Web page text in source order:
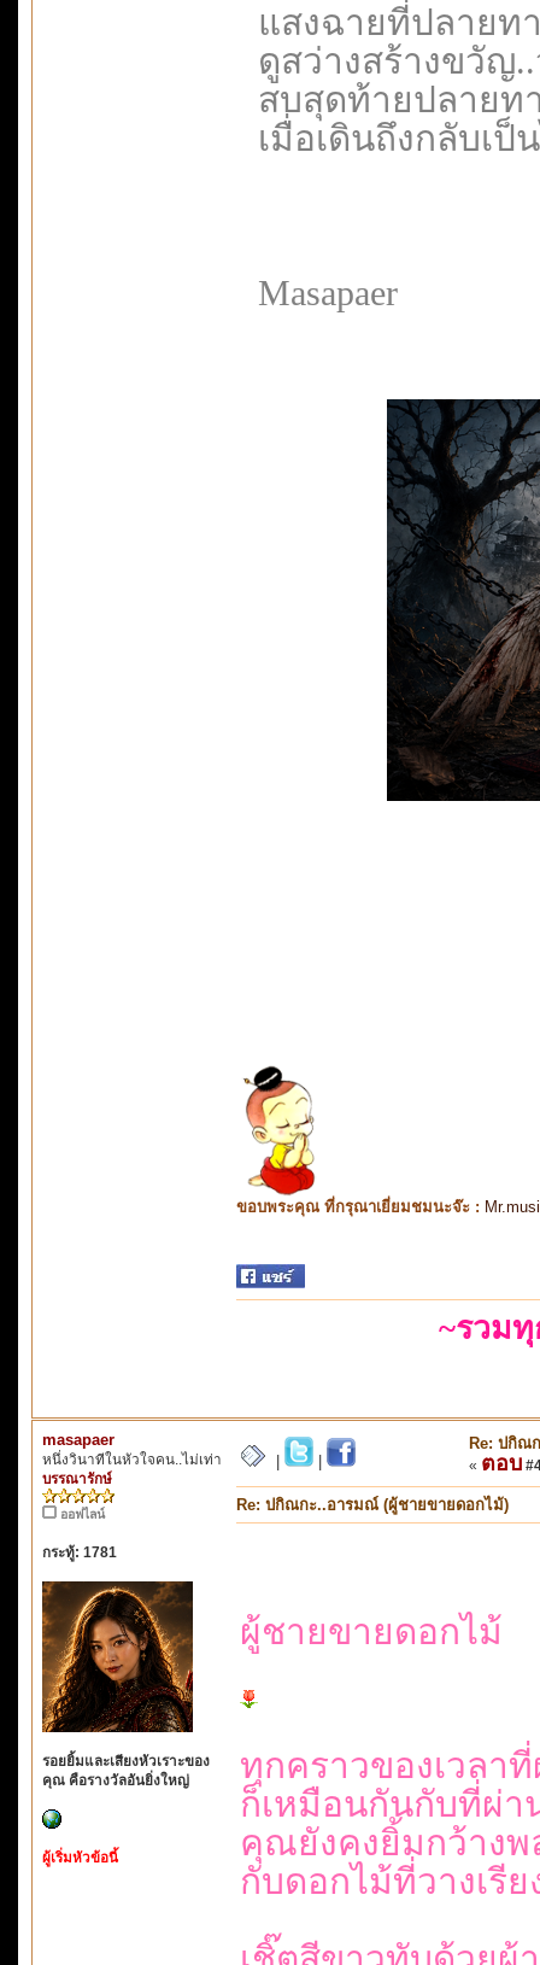
แสงฉายที่ปลายท
ดูสว่างสร้างขวัญ
สบสุดท้ายปลายท
เมื่อเดินถึงกลับเป็
Masapaer
ขอบพระคุณ ที่กรุณาเยี่ยมชมนะจ๊ะ :
~รวม
masapaer
หนึ่งวินาทีในหัวใจคน..ไม่เท่า
บรรณารักษ์
ออฟไลน์
กระทู้: 1781
รอยยิ้มและเสียงหัวเราะของ
คุณ คือรางวัลอันยิ่งใหญ่
ผู้เริ่มหัวข้อนี้
Re: ปกิณ
« ตอบ
Re: ปกิณกะ..อารมณ์ (ผู้ชายขายดอกไม้)
ผู้ชายขายดอกไม้
ทุกคราวของเวลา
ก็เหมือนกันกับที่ผ่า
คุณยังคงยิ้มกว้างพ
กับดอกไม้ที่วางเรี